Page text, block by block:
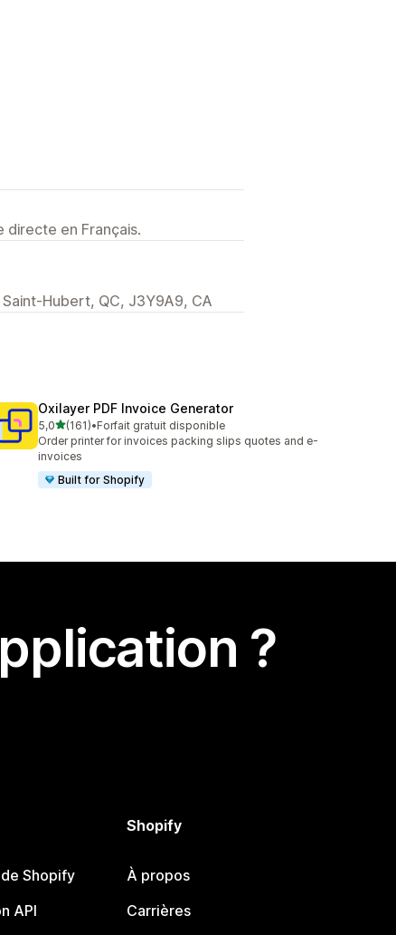
directe en Français.
Saint-Hubert, QC, J3Y9A9, CA
Oxilayer PDF Invoice Generator
5,0étoile(s) sur 5
(161)
161 avis au total
•Forfait gratuit disponible
Order printer for invoices packing slips quotes and e-
invoices
Built for Shopify
?
Shopify
API
Shopify
À propos
Carrières